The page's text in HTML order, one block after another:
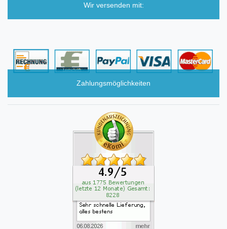
Wir versenden mit:
Zahlungsmöglichkeiten